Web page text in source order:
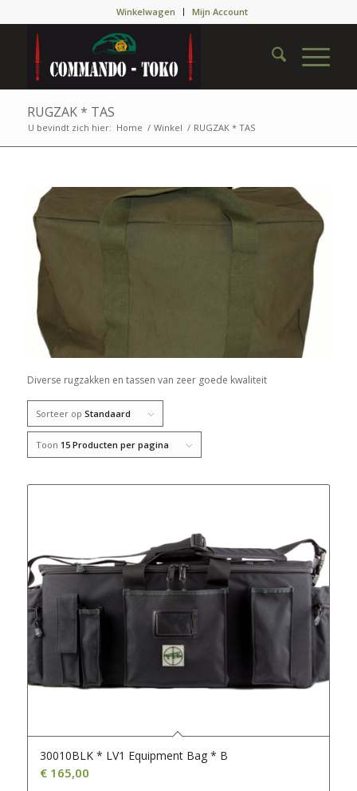
Winkelwagen Mijn Account
RUGZAK * TAS
U bevindt zich hier: Home / Winkel / RUGZAK * TAS
Diverse rugzakken en tassen van zeer goede kwaliteit
Sorteer op Standaard
Toon 15 Producten per pagina
30010BLK * LV1 Equipment Bag * B
€165,00